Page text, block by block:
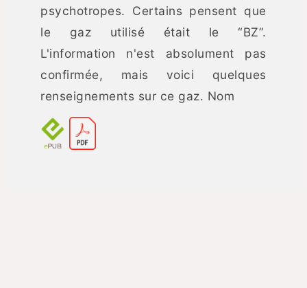
psychotropes. Certains pensent que
le gaz utilisé était le “BZ”.
L'information n'est absolument pas
confirmée, mais voici quelques
renseignements sur ce gaz. Nom